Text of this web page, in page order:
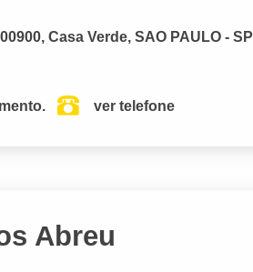
Casa Verde, SAO PAULO - SP
ver telefone
Abreu